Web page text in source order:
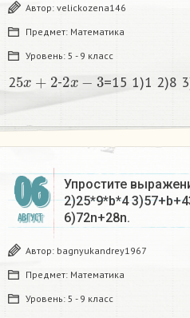
Автор: velickozena146
Предмет: Математика
Уровень: 5 - 9 класс
25 -2 =15 1)1 2)8
06
АВГУСТ
Упростите
2)25*9*b*4
6)72n+28n.
Автор: bagnyukandrey1967
Предмет: Математика
Уровень: 5 - 9 класс